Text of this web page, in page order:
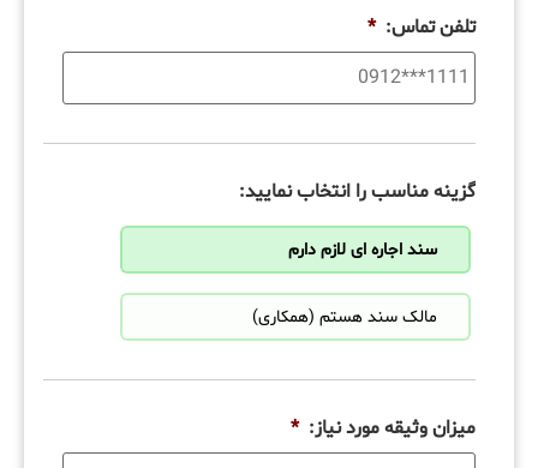
تلفن تماس: *
گزینه مناسب را انتخاب نمایید:
سند اجاره ای لازم دارم
مالک سند هستم (همکاری)
میزان وثیقه مورد نیاز: *